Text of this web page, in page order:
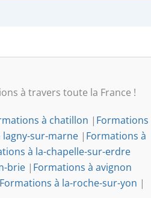
à travers toute la France !
à chatillon | Formations
lagny-sur-marne | Formations à
à la-chapelle-sur-erdre
brie| Formations à avignon
Formations à la-roche-sur-yon |